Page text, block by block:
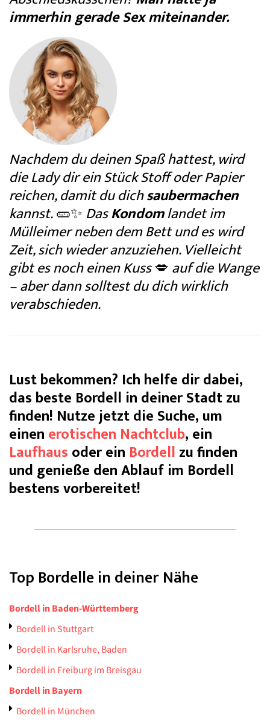
immerhin gerade Sex miteinander.
Nachdem du deinen Spaß hattest, wird
die Lady dir ein Stück Stoff oder Papier
reichen, damit du dichsaubermachen
kannst.🥒✨ DasKondomlandet im
Mülleimer neben dem Bett und es wird
Zeit, sich wieder anzuziehen. Vielleicht
gibt es noch einen Kuss💋auf die Wange
– aber dann solltest du dich wirklich
verabschieden.
Lust bekommen? Ich helfe dir dabei,
das beste Bordell in deiner Stadt zu
finden! Nutze jetzt die Suche, um
einen erotischen Nachtclub, ein
Laufhaus oder ein Bordell zu finden
und genieße den Ablauf im Bordell
bestens vorbereitet!
Top Bordelle in deiner Nähe
Bordell in Baden-Württemberg
Bordell in Stuttgart
Bordell in Karlsruhe, Baden
Bordell in Freiburg im Breisgau
Bordell in Bayern
Bordell in München